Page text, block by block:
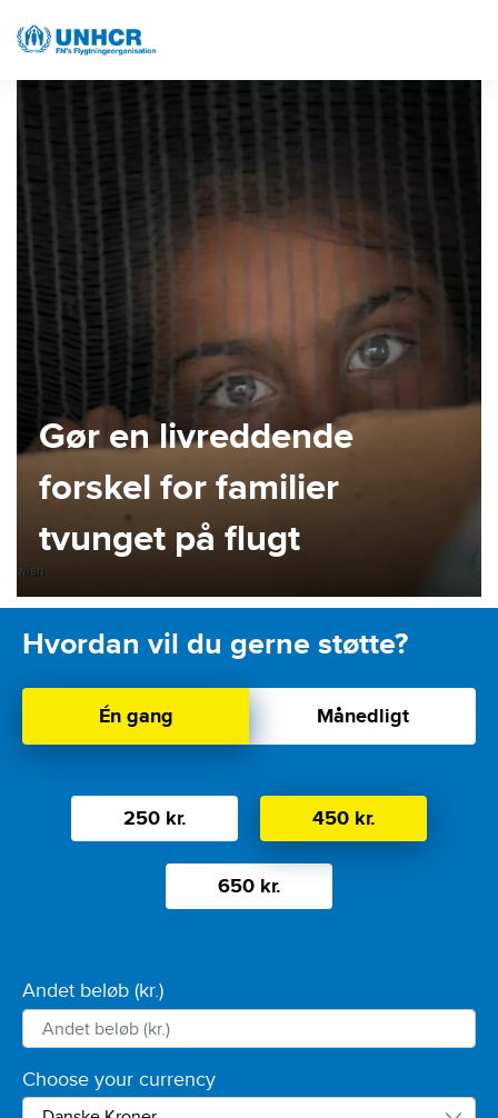
main
Giv
et
bidrag
verdens
flygtninge
UNHCR
Gør en livreddende
forskel for familier
tvunget på flugt
Hvordan vil du gerne støtte?
Choose
a
Én gang Månedligt
250 kr. 450 kr.
650 kr.
Andet beløb (kr.)
Choose your currency